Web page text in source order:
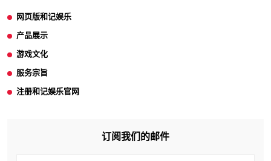
网页版和记娱乐
产品展示
游戏文化
服务宗旨
注册和记娱乐官网
订阅我们的邮件